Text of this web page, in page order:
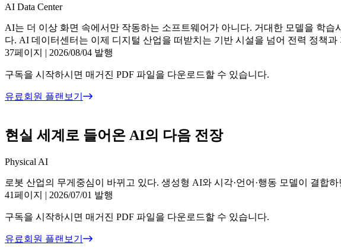
AI Data Center
AI는 더 이상 화면 속에서만 작동하는 소프트웨어가 아니다. 거대한 모델을 학
다. AI 데이터센터는 이제 디지털 산업을 떠받치는 기반 시설을 넘어 전력 정책
37페이지
| 2026/08/04 발행
구독을 시작하시면 매거진 PDF 파일을 다운로드할 수 있습니다.
유료회원 플랜보기
현실 세계로 들어온 AI의 다음 전장
Physical AI
로봇 산업의 무게중심이 바뀌고 있다. 생성형 AI와 시각·언어·행동 모델이 결
41페이지
| 2026/07/01 발행
구독을 시작하시면 매거진 PDF 파일을 다운로드할 수 있습니다.
유료회원 플랜보기